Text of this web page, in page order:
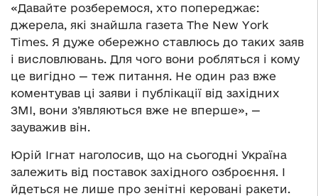
«Давайте розберемося, хто попереджає:
джерела, які знайшла газета The New York
Times. Я дуже обережно ставлюсь до таких заяв
і висловлювань. Для чого вони робляться і кому
це вигідно — теж питання. Не один раз вже
коментував ці заяви і публікації від західних
ЗМІ, вони з’являються вже не вперше», —
зауважив він.
Юрій Ігнат наголосив, що на сьогодні Україна
залежить від поставок західного озброєння. І
йдеться не лише про зенітні керовані ракети.